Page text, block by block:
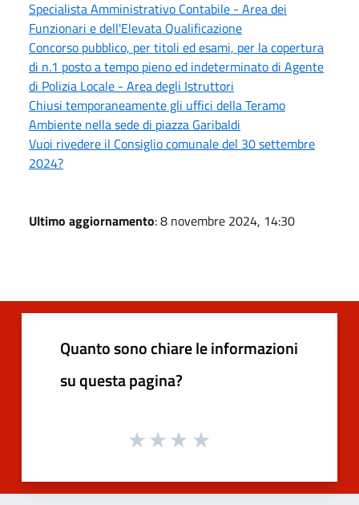
Specialista Amministrativo Contabile - Area dei
Funzionari e dell'Elevata Qualificazione
Concorso pubblico, per titoli ed esami, per la copertura
di n.1 posto a tempo pieno ed indeterminato di Agente
di Polizia Locale - Area degli Istruttori
Chiusi temporaneamente gli uffici della Teramo
Ambiente nella sede di piazza Garibaldi
Vuoi rivedere il Consiglio comunale del 30 settembre
2024?
Ultimo aggiornamento: 8 novembre 2024, 14:30
Quanto sono chiare le informazioni
su questa pagina?